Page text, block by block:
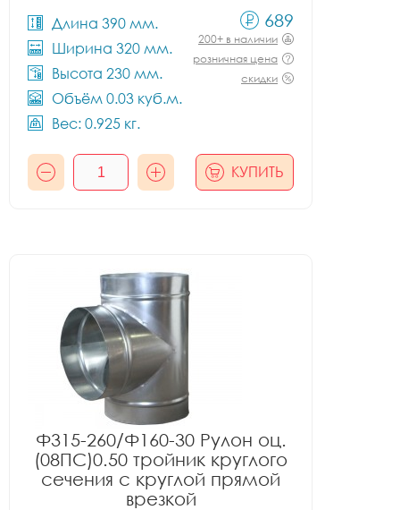
Длина 390 мм.
Ширина 320 мм.
Высота 230 мм.
Объём 0.03 куб.м.
Вес: 0.925 кг.
689
200+ в наличии
розничная цена
скидки
КУПИТЬ
Ф315-260/Ф160-30 Рулон оц.
(08ПС)0.50 тройник круглого
сечения с круглой прямой
врезкой